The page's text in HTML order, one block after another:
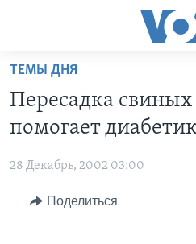
Перейти
основной
контент
навигации
ПРОГРАММЫ
НОВОСТИ ЗА МИНУТУ
ИТОГИ
УЧИМ АНГЛИЙСКИЙ
НАША АМЕРИКАНСКАЯ
ЭКСПЕРТИЗА
ИНТЕРВЬЮ
ТЕМЫ ДНЯ
Пересадка свиных
помогает
28 Декабрь, 2002 03:00
Поделиться